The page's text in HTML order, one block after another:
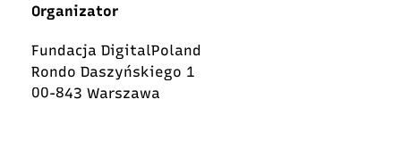
Organizator
Fundacja DigitalPoland
Rondo Daszyńskiego 1
00-843 Warszawa